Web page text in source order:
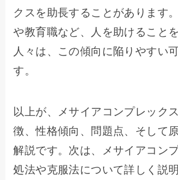
クスを助長することがあります
や教育職など、人を助けること
人々は、この傾向に陥りやすい
す。
以上が、メサイアコンプレック
徴、性格傾向、問題点、そして
解説です。次は、メサイアコン
処法や克服法について詳しく説